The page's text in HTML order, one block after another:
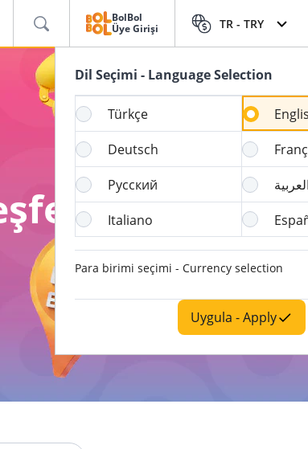
BolBol
Üye Girişi
TR - TRY
Dil Seçimi - Language Selection
Türkçe
Deutsch
Русский
Italiano
Para birimi seçimi - Currency selection
Uygula - Apply